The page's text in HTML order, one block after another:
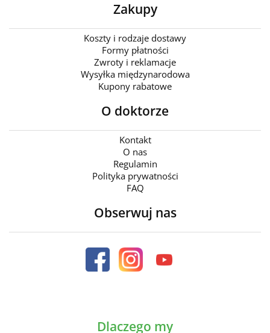
Zakupy
Koszty i rodzaje dostawy
Formy płatności
Zwroty i reklamacje
Wysyłka międzynarodowa
Kupony rabatowe
O doktorze
Kontakt
O nas
Regulamin
Polityka prywatności
FAQ
Obserwuj nas
Dlaczego my